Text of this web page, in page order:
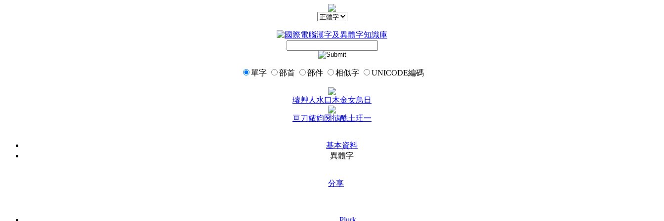
單字 部首 部件 相似字 UNICODE編碼
璿艸 人 水口木金女鳥 日
亘刀㛄㚬圀鴴酰土玨一
基本資料
異體字
分享